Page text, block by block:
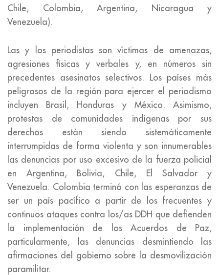
Chile, Colombia, Argentina, Nicaragua y
Venezuela).
Las y los periodistas son víctimas de amenazas,
agresiones físicas y verbales y, en números sin
precedentes asesinatos selectivos. Los países más
peligrosos de la región para ejercer el periodismo
incluyen Brasil, Honduras y México. Asimismo,
protestas de comunidades indígenas por sus
derechos están siendo sistemáticamente
interrumpidas de forma violenta y son innumerables
las denuncias por uso excesivo de la fuerza policial
en Argentina, Bolivia, Chile, El Salvador y
Venezuela. Colombia terminó con las esperanzas de
ser un país pacífico a partir de los frecuentes y
continuos ataques contra los/as DDH que defienden
la implementación de los Acuerdos de Paz,
particularmente, las denuncias desmintiendo las
afirmaciones del gobierno sobre la desmovilización
paramilitar.